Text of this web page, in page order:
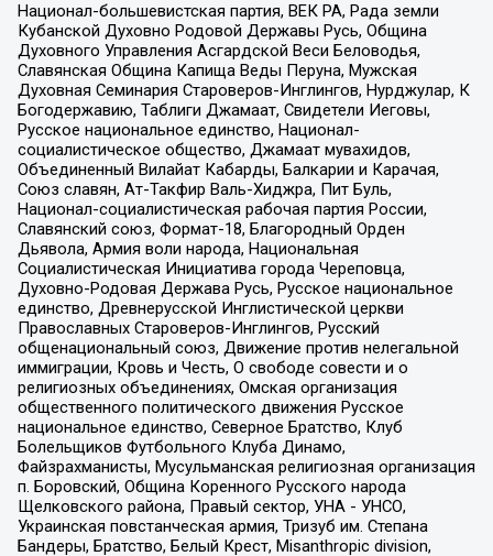
Национал-большевистская партия, ВЕК РА, Рада земли
Кубанской Духовно Родовой Державы Русь, Община
Духовного Управления Асгардской Веси Беловодья,
Славянская Община Капища Веды Перуна, Мужская
Духовная Семинария Староверов-Инглингов, Нурджулар, К
Богодержавию, Таблиги Джамаат, Свидетели Иеговы,
Русское национальное единство, Национал-
социалистическое общество, Джамаат мувахидов,
Объединенный Вилайат Кабарды, Балкарии и Карачая,
Союз славян, Ат-Такфир Валь-Хиджра, Пит Буль,
Национал-социалистическая рабочая партия России,
Славянский союз, Формат-18, Благородный Орден
Дьявола, Армия воли народа, Национальная
Социалистическая Инициатива города Череповца,
Духовно-Родовая Держава Русь, Русское национальное
единство, Древнерусской Инглистической церкви
Православных Староверов-Инглингов, Русский
общенациональный союз, Движение против нелегальной
иммиграции, Кровь и Честь, О свободе совести и о
религиозных объединениях, Омская организация
общественного политического движения Русское
национальное единство, Северное Братство, Клуб
Болельщиков Футбольного Клуба Динамо,
Файзрахманисты, Мусульманская религиозная организация
п. Боровский, Община Коренного Русского народа
Щелковского района, Правый сектор, УНА - УНСО,
Украинская повстанческая армия, Тризуб им. Степана
Бандеры, Братство, Белый Крест, Misanthropic division,